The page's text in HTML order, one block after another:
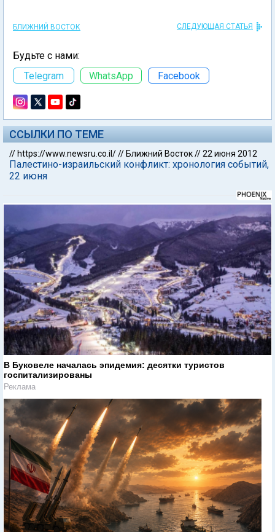
БЛИЖНИЙ ВОСТОК СЛЕДУЮЩАЯ СТАТЬЯ
Будьте с нами:
Telegram
WhatsApp Facebook
ССЫЛКИ ПО ТЕМЕ
// https://www.newsru.co.il/// Ближний Восток//22 июня 2012
Палестино-израильский конфликт: хронология событий,
22 июня
В Буковеле началась эпидемия: десятки туристов
госпитализированы
Реклама